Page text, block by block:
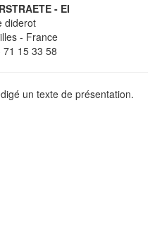
- EI
diderot
- France
71 15 33 58
un texte de présentation.